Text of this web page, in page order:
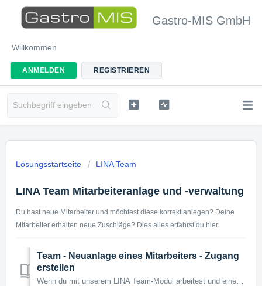
Gastro-MIS GmbH
Willkommen
ANMELDEN REGISTRIEREN
Lösungsstartseite LINA Team
LINA Team Mitarbeiteranlage und -verwaltung
Du hast neue Mitarbeiter und möchtest diese korrekt anlegen? Deine
Mitarbeiter erhalten neue Zuschläge? Dies alles erfährst du hier.
Team - Neuanlage eines Mitarbeiters - Zugang
erstellen
Wenn du mit unserem LINA Team-Modul arbeitest und einen neuen Mitarbeiter hast, so kannst du den Mitarbeiter im System hinterlegen. Nachfolgend wird dir e...